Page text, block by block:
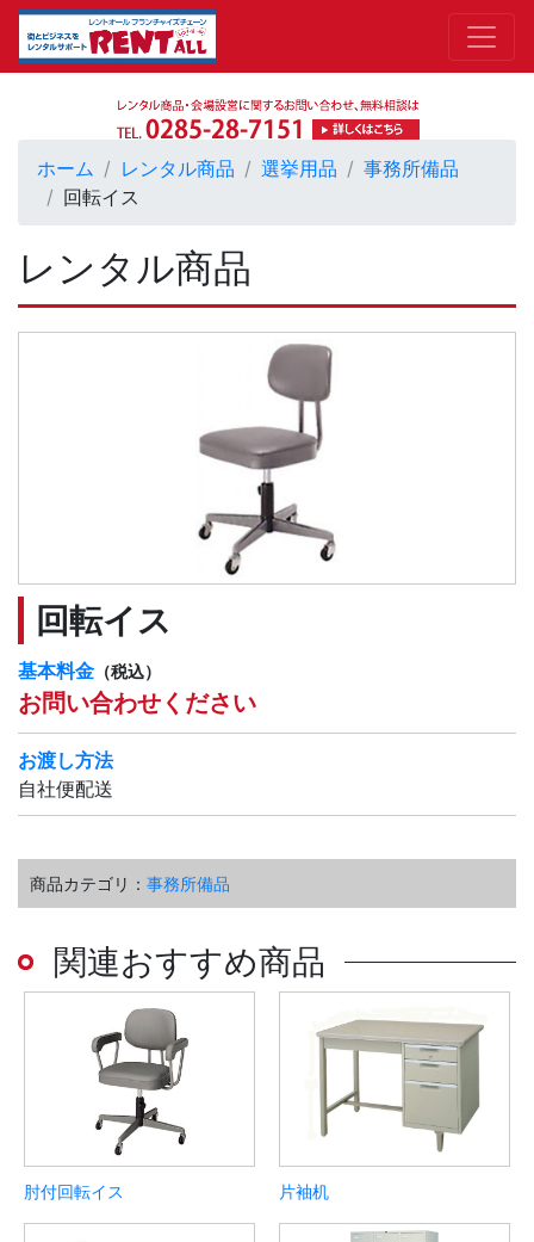
ホーム レンタル商品 選挙用品
事務所備品
回転イス
レンタル商品
回転イス
基本料金 （税込）
お問い合わせください
お渡し方法
自社便配送
商品カテゴリ： 事務所備品
関連おすすめ商品
肘付回転イス 片袖机